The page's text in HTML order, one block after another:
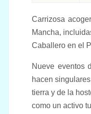
Carrizosa
Mancha,
Caballero en el
Nueve eventos
hacen
tierra y de la
como un activo